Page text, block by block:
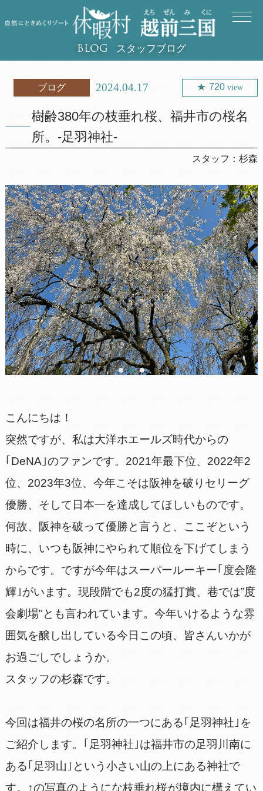
BLOG スタッフブログ
ブログ 2024.04.17 720 view
樹齢380年の枝垂れ桜、福井市の桜名
所。-足羽神社-
スタッフ：杉森
こんにちは！
突然ですが、私は大洋ホエールズ時代からの
｢DeNA｣のファンです。2021年最下位、2022年2
位、2023年3位、今年こそは阪神を破りセリーグ
優勝、そして日本一を達成してほしいものです。
何故、阪神を破って優勝と言うと、ここぞという
時に、いつも阪神にやられて順位を下げてしまう
からです。ですが今年はスーパールーキー｢度会隆
輝｣がいます。現段階でも2度の猛打賞、巷では”度
会劇場"とも言われています。今年いけるような雰
囲気を醸し出している今日この頃、皆さんいかが
お過ごしでしょうか。
スタッフの杉森です。
今回は福井の桜の名所の一つにある｢足羽神社｣を
ご紹介します。｢足羽神社｣は福井市の足羽川南に
ある｢足羽山｣という小さい山の上にある神社で
す。↑の写真のようにな枝垂れ桜が境内に構えてい